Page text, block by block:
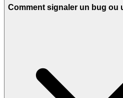
Comment signaler un bug ou